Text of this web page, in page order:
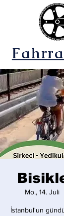
Mo., 14. Juli
İstanbul'un